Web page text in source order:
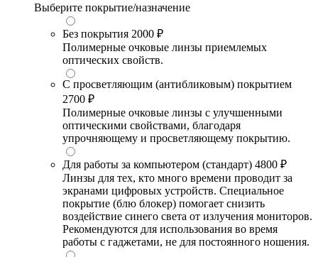
Выберите покрытие/назначение
Без покрытия 2000 ₽
Полимерные очковые линзы приемлемых
оптических свойств.
С просветляющим (антибликовым) покрытием
2700 ₽
Полимерные очковые линзы с улучшенными
оптическими свойствами, благодаря
упрочняющему и просветляющему покрытию.
Для работы за компьютером (стандарт) 4800 ₽
Линзы для тех, кто много времени проводит за
экранами цифровых устройств. Специальное
покрытие (блю блокер) помогает снизить
воздействие синего света от излучения мониторов.
Рекомендуются для использования во время
работы с гаджетами, не для постоянного ношения.